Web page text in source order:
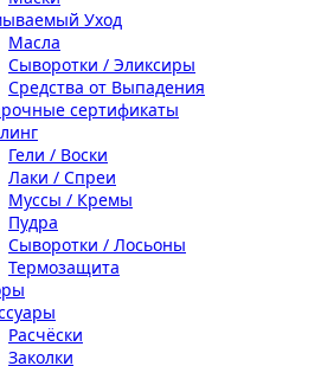
Уход
Масла
Сыворотки / Эликсиры
Средства от Выпадения
сертификаты
Гели / Воски
Лаки / Спреи
Муссы / Кремы
Пудра
Сыворотки / Лосьоны
Термозащита
Расчёски
Заколки